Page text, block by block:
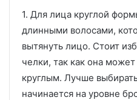
1. Для лица круглой
длинными волосами,
вытянуть лицо. Стоит
челки, так как она
круглым. Лучше
начинается на уровне